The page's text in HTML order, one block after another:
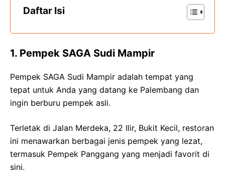
Daftar Isi
1. Pempek SAGA Sudi Mampir
Pempek SAGA Sudi Mampir adalah tempat yang
tepat untuk Anda yang datang ke Palembang dan
ingin berburu pempek asli.
Terletak di Jalan Merdeka, 22 Ilir, Bukit Kecil, restoran
ini menawarkan berbagai jenis pempek yang lezat,
termasuk Pempek Panggang yang menjadi favorit di
sini.